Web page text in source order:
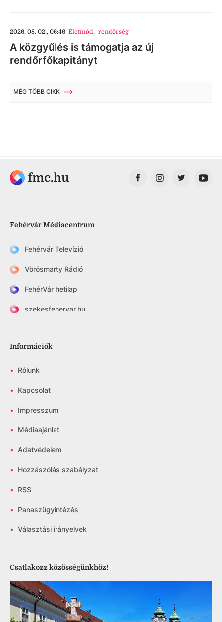
2026. 08. 02., 06:46 Életmód, rendőrség
A közgyűlés is támogatja az új
rendőrfőkapitányt
MÉG TÖBB CIKK
fmc.hu
Fehérvár Médiacentrum
Fehérvár Televízió
Vörösmarty Rádió
FehérVár hetilap
szekesfehervar.hu
Információk
• Rólunk
• Kapcsolat
• Impresszum
• Médiaajánlat
• Adatvédelem
• Hozzászólás szabályzat
• RSS
• Panaszügyintézés
• Választási irányelvek
Csatlakozz közösségünkhöz!